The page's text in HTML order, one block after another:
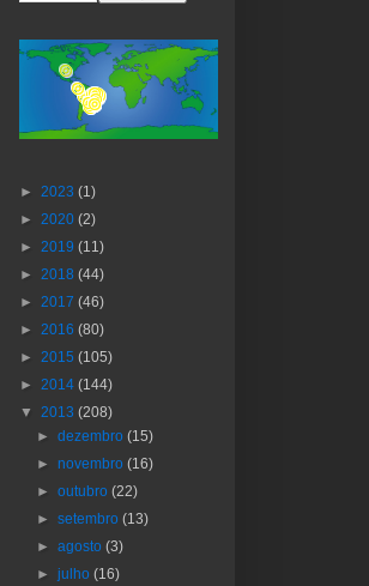
► 2023 (1)
► 2020 (2)
► 2019 (11)
► 2018 (44)
► 2017 (46)
► 2016 (80)
► 2015 (105)
► 2014 (144)
▼ 2013 (208)
►dezembro(15)
►novembro(16)
►outubro(22)
►setembro(13)
►agosto(3)
►julho(16)